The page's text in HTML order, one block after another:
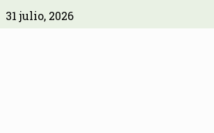
31 julio, 2026